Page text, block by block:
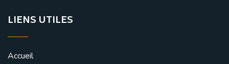
LIENS UTILES
Accueil